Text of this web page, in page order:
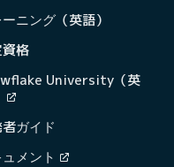
ーニング（英語）
格
University（英
ガイド
ュメント